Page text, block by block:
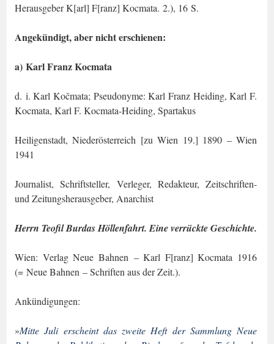
Herausgeber K[arl] F[ranz] Kocmata. 2.), 16 S.
Angekündigt, aber nicht erschienen:
a) Karl Franz Kocmata
d. i. Karl Kočmata; Pseudonyme: Karl Franz Heiding, Karl F.
Kocmata, Karl F. Koc­mata-Heiding, Spartakus
Heiligenstadt, Niederösterreich [zu Wien 19.] 1890 – Wien
1941
Journalist, Schriftsteller, Verleger, Redakteur, Zeitschriften-
und Zeitungsherausgeber, Anarchist
Herrn Teofil Burdas Höllenfahrt. Eine verrückte Geschichte.
Wien: Verlag Neue Bahnen – Karl F[ranz] Kocmata 1916
(= Neue Bahnen – Schriften aus der Zeit.).
Ankündigungen:
»Mitte Juli erscheint das zweite Heft der Sammlung Neue